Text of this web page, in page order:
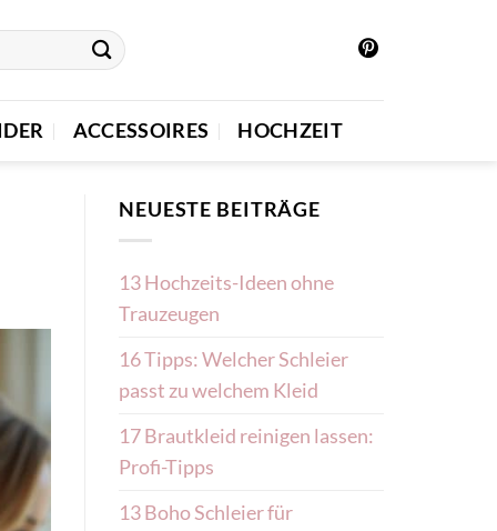
ACCESSOIRES HOCHZEIT
NEUESTE BEITRÄGE
13 Hochzeits-Ideen ohne
Trauzeugen
16 Tipps: Welcher Schleier
passt zu welchem Kleid
17 Brautkleid reinigen lassen:
Profi-Tipps
13 Boho Schleier für